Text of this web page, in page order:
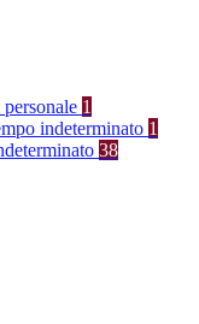
1
indeterminato 1
38